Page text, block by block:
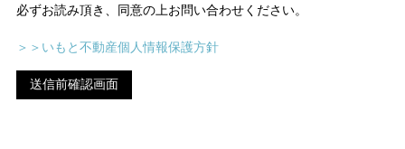
必ずお読み頂き、同意の上お問い合わせください。
＞＞いもと不動産個人情報保護方針